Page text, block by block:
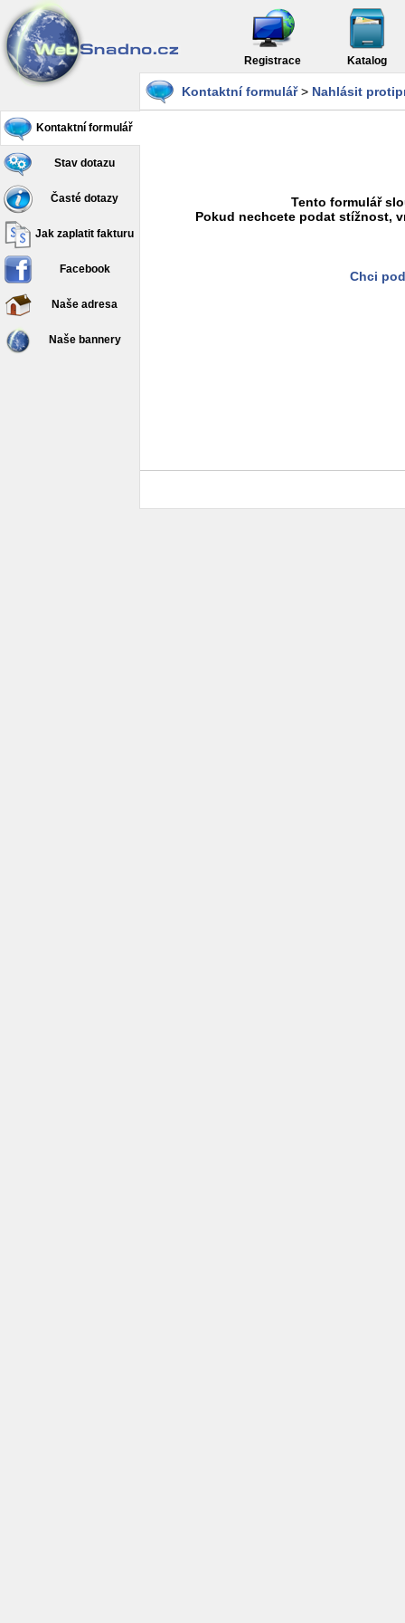
Registrace Katalog
Kontaktní formulář
Stav dotazu
Časté dotazy
Jak zaplatit fakturu
Facebook
Naše adresa
Naše bannery
Kontaktní formulář> Nahlásit
Tento formulář
Pokud nechcete podat stížnost,
Chci